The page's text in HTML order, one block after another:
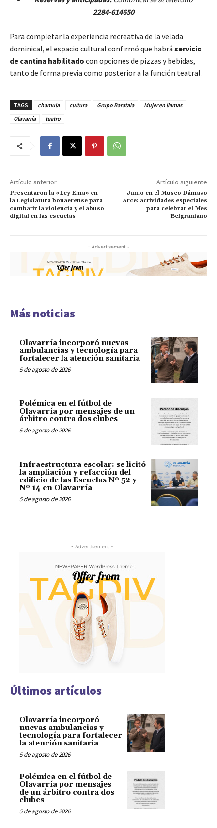
2284-614650
Para completar la experiencia recreativa de la velada
dominical, el espacio cultural confirmó que habrá servicio
de cantina habilitado con opciones de pizzas y bebidas,
tanto de forma previa como posterior a la función teatral.
TAGS chamula cultura Grupo Barataia
Mujer en llamas
Olavarría
teatro
Artículo anterior
Presentaron la «Ley Ema» en
la Legislatura bonaerense para
combatir la violencia y el abuso
digital en las escuelas
Artículo siguiente
Junio en el Museo Dámaso
Arce: actividades especiales
para celebrar el Mes
Belgraniano
- Advertisement -
Más noticias
Olavarría incorporó nuevas
ambulancias y tecnología para
fortalecer la atención sanitaria
5 de agosto de 2026
Polémica en el fútbol de
Olavarría por mensajes de un
árbitro contra dos clubes
5 de agosto de 2026
Infraestructura escolar: se licitó
la ampliación y refacción del
edificio de las Escuelas Nº 52 y
Nº 14 en Olavarría
5 de agosto de 2026
- Advertisement -
Últimos artículos
Olavarría incorporó
nuevas ambulancias y
tecnología para fortalecer
la atención sanitaria
5 de agosto de 2026
Polémica en el fútbol de
Olavarría por mensajes
de un árbitro contra dos
clubes
5 de agosto de 2026